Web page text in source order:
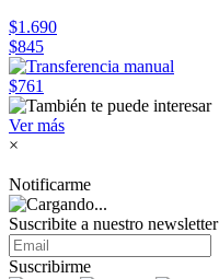
$1.690
$845
$761
Ver más
×
Notificarme
Suscribite a nuestro newsletter
Suscribirme